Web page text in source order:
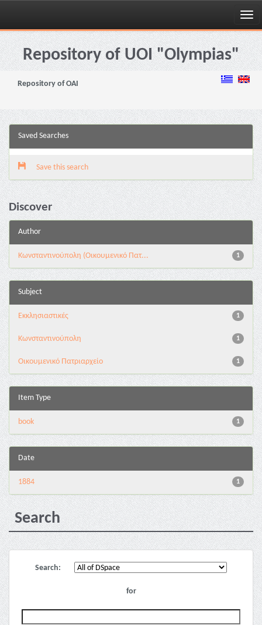
Skip
navigationRepository of UOI "Olympias"
Repository of OAI
Saved Searches
Save this search
Discover
Author
1
Κωνσταντινούπολη (Οικουμενικό Πατ...
Subject
1
Εκκλησιαστικές
1
Κωνσταντινούπολη
1
Οικουμενικό Πατριαρχείο
Item Type
1
book
Date
1
1884
Search
Search:
for